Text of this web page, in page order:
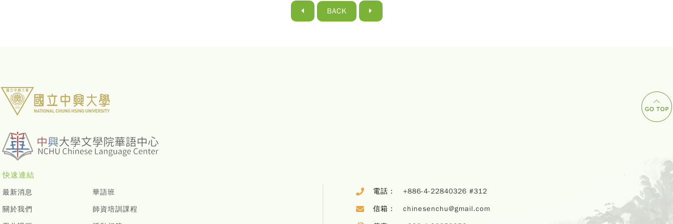
BACK
快速連結
最新消息
關於我們
華語班
師資培訓課程
電話： +886-4-22840326 #312
信箱： chinesenchu@gmail.com